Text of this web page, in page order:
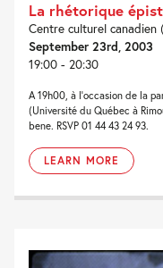
La rhétorique
Centre culturel canadien
September 23rd, 2003
19:00 - 20:30
A 19h00, à l'occasion de la
(Université du Québec à
bene. RSVP 01 44 43 24 93.
LEARN MORE